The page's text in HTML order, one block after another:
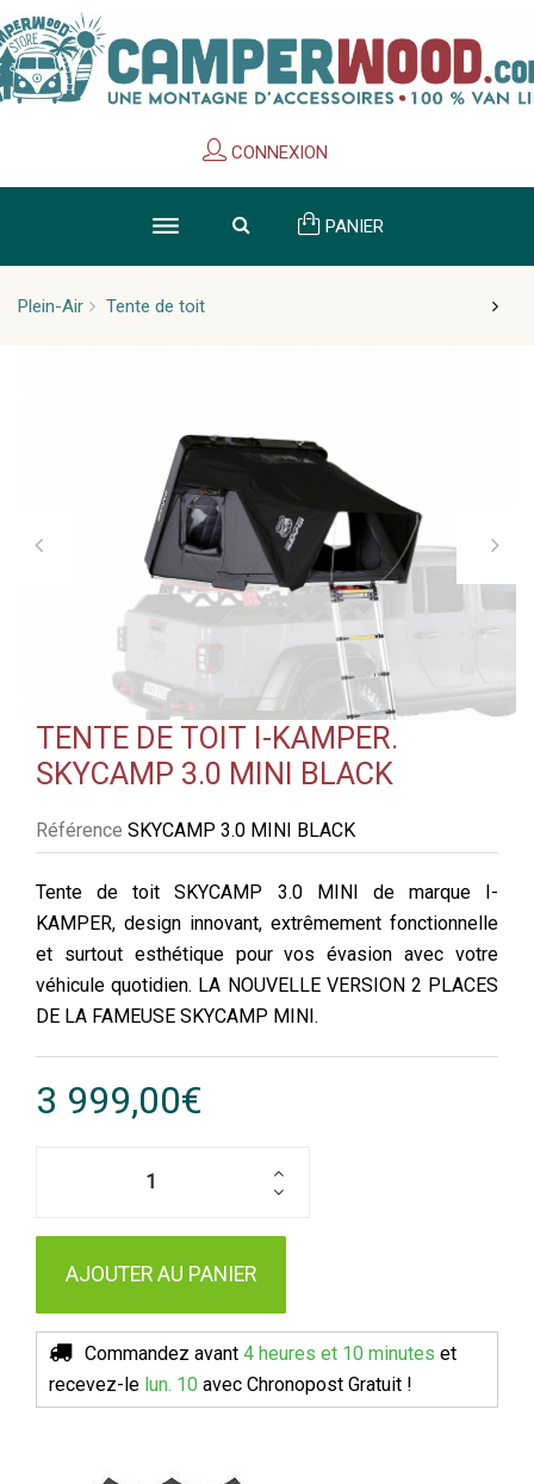
CONNEXION
PANIER
Plein-Air Tente de toit
TENTE DE TOIT I-KAMPER.
SKYCAMP 3.0 MINI BLACK
Référence SKYCAMP 3.0 MINI BLACK
Tente de toit SKYCAMP 3.0 MINI de marque I-
KAMPER, design innovant, extrêmement fonctionnelle
et surtout esthétique pour vos évasion avec votre
véhicule quotidien. LA NOUVELLE VERSION 2 PLACES
DE LA FAMEUSE SKYCAMP MINI.
3 999,00€
AJOUTER AU PANIER
Commandez avant 4 heures et 10 minutes et
recevez-le lun. 10 avec Chronopost Gratuit !
Cookies management panel